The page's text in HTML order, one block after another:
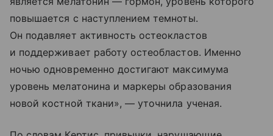
повышается с наступлением темноты.
Он подавляет активность остеокластов
и поддерживает работу остеобластов. Именно
ночью одновременно достигают максимума
уровень мелатонина и маркеры образования
новой костной ткани», — уточнила ученая.